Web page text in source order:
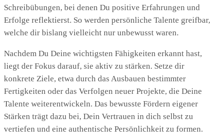
Schreibübungen, bei denen Du positive Erfahrungen und
Erfolge reflektierst. So werden persönliche Talente greifbar,
welche dir bislang vielleicht nur unbewusst waren.
Nachdem Du Deine wichtigsten Fähigkeiten erkannt hast,
liegt der Fokus darauf, sie aktiv zu stärken. Setze dir
konkrete Ziele, etwa durch das Ausbauen bestimmter
Fertigkeiten oder das Verfolgen neuer Projekte, die Deine
Talente weiterentwickeln. Das bewusste Fördern eigener
Stärken trägt dazu bei, Dein Vertrauen in dich selbst zu
vertiefen und eine authentische Persönlichkeit zu formen.